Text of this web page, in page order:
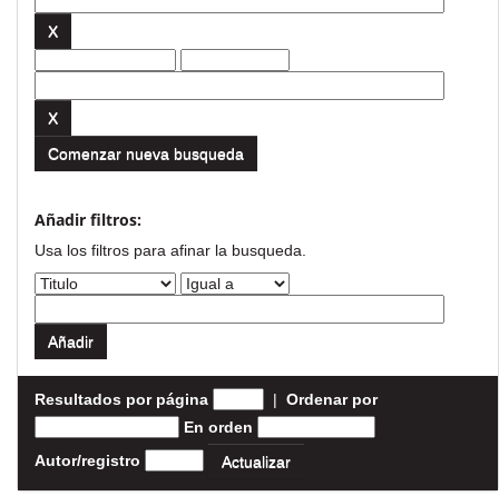
Comenzar nueva busqueda
Añadir filtros:
Usa los filtros para afinar la busqueda.
Resultados por página | Ordenar por
En orden
Autor/registro